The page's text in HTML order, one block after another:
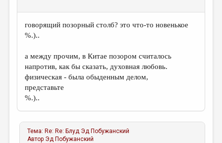
говорящий позорный столб? это что-то новенькое
%.)..
а между прочим, в Китае позором считалось
напротив, как бы сказать, духовная любовь.
физическая - была обыденным делом,
представьте
%.)..
Тема: Re: Re: Блуд Эд Побужанский
Автор Эд Побужанский